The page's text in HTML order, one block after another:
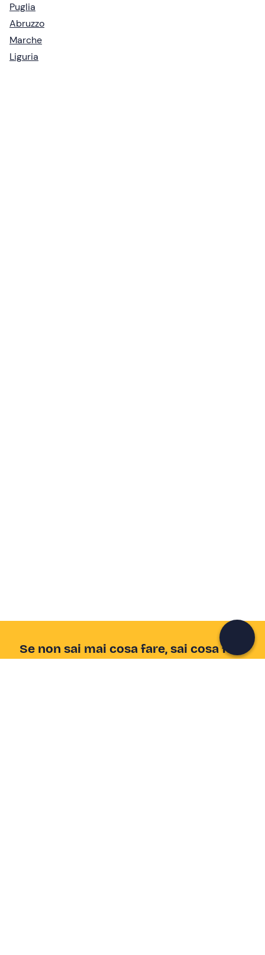
Puglia
Abruzzo
Marche
Liguria
Se non sai mai cosa fare, sai cosa fare